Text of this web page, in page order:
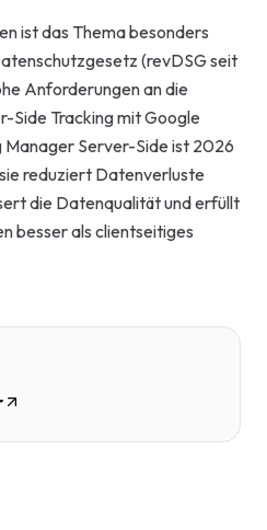
ist das Thema besonders
(revDSG seit
Anforderungen an die
Side Tracking mit Google
Manager Server-Side ist 2026
reduziert Datenverluste
die Datenqualität und erfüllt
besser als clientseitiges